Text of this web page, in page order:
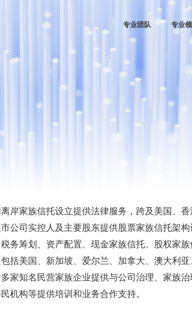
专业团队 专业
岸家族信托设立提供法律服务，跨及美国、
公司实控人及主要股东提供股票家族信托架
务筹划、资产配置、现金家族信托、股权家
括美国、新加坡、爱尔兰、加拿大、澳大利
家知名民营家族企业提供与公司治理、家族
机构等提供培训和业务合作支持。